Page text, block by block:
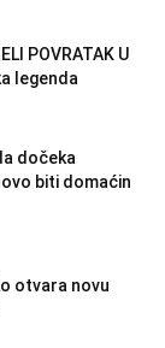
POVRATAK U
legenda
dočeka
biti domaćin
otvara novu